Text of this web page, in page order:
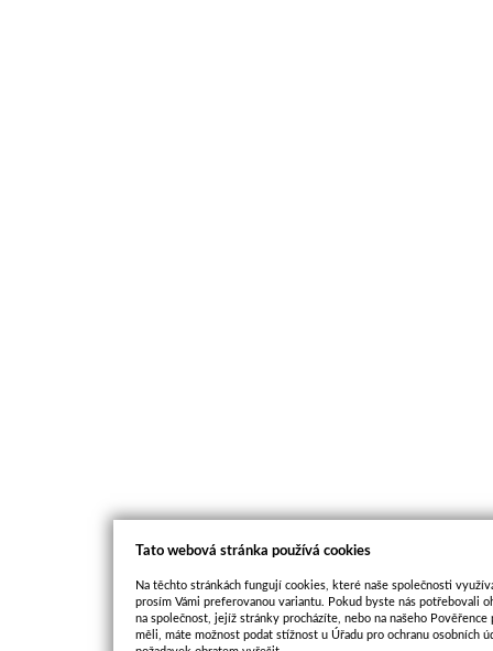
Tato webová stránka používá cookies
Na těchto stránkách fungují cookies, které naše společnosti
prosím Vámi preferovanou variantu. Pokud byste nás potřebovali
na společnost, jejíž stránky procházíte, nebo na našeho
měli, máte možnost podat stížnost u Úřadu pro ochranu osobních